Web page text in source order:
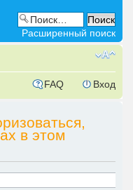
Расширенный поиск
FAQ Вход
в этом